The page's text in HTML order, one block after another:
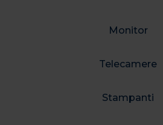
Monitor
Telecamere
Stampanti